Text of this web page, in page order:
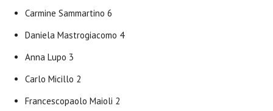
Carmine Sammartino 6
Daniela Mastrogiacomo 4
Anna Lupo 3
Carlo Micillo 2
Francescopaolo Maioli 2